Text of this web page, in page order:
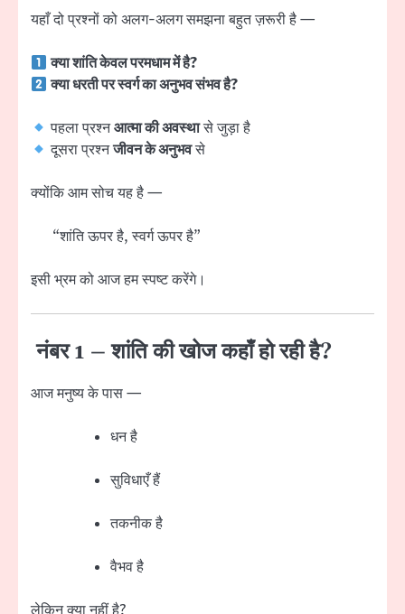
यहाँ दो प्रश्नों को अलग-अलग समझना बहुत ज़रूरी है —
क्या शांति केवल परमधाम में है?
क्या धरती पर स्वर्ग का अनुभव संभव है?
पहला प्रश्नआत्मा की अवस्थासे जुड़ा है
दूसरा प्रश्नजीवन के अनुभवसे
क्योंकि आम सोच यह है —
“शांति ऊपर है, स्वर्ग ऊपर है”
इसी भ्रम को आज हम स्पष्ट करेंगे।
नंबर 1 – शांति की खोज कहाँ हो रही है?
आज मनुष्य के पास —
धन है
सुविधाएँ हैं
तकनीक है
वैभव है